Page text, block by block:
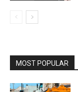
MOST POPULAR